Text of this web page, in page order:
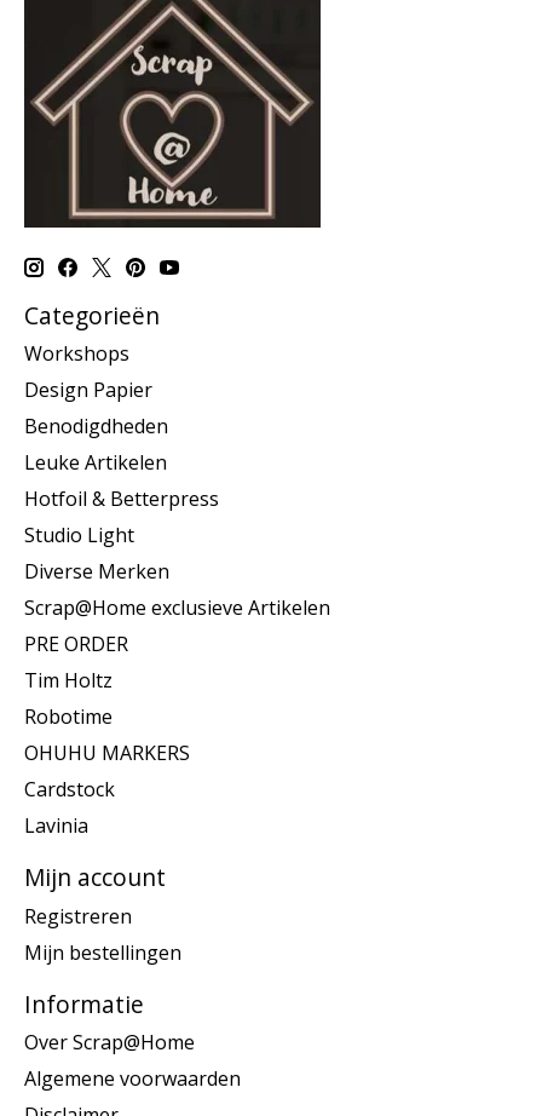
Categorieën
Workshops
Design Papier
Benodigdheden
Leuke Artikelen
Hotfoil & Betterpress
Studio Light
Diverse Merken
Scrap@Home exclusieve Artikelen
PRE ORDER
Tim Holtz
Robotime
OHUHU MARKERS
Cardstock
Lavinia
Mijn account
Registreren
Mijn bestellingen
Informatie
Over Scrap@Home
Algemene voorwaarden